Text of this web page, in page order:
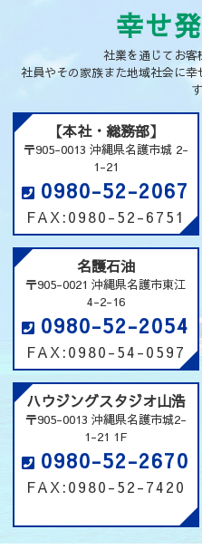
第28回山浩旗
和6年9月1日（
【大会の進行状
トーナメント
【トーナメン
ーナメント
2024.08.07
【お知らせ】第
ナメントについて
2024.08.07
【お知らせ】
2024.08.05
名護プロパン
せ（LNG）
2024.07.25
「やまこう便
2024.05.16
電気代基本料金
正社員の求人は
「おきなわ
2024.04.06
大北サービス
2024.02.16
モスバーガー
らせ
ハウジングス
ペーンのご案内
2024.02.09
令和6年能登半
パートの求人
幸せ
社業を通じてお客
社員やその家族また地域社会に
【本社・総務部】
〒905-0013 沖縄県名護市城 2-
1-21
0980-52-2067
FAX:0980-52-6751
名護石油
〒905-0021 沖縄県名護市東江
4-2-16
0980-52-2054
FAX:0980-54-0597
ハウジングスタジオ山浩
〒905-0013 沖縄県名護市城2-
1-21 1F
0980-52-2670
FAX:0980-52-7420